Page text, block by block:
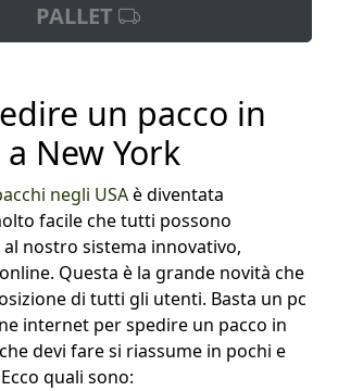
PALLET
un pacco in
New York
negli USAè diventata
facile che tutti possono
nostro sistema innovativo,
Questa è la grande novità che
di tutti gli utenti. Basta un pc
internet per spedire un pacco in
devi fare si riassume in pochi e
quali sono: